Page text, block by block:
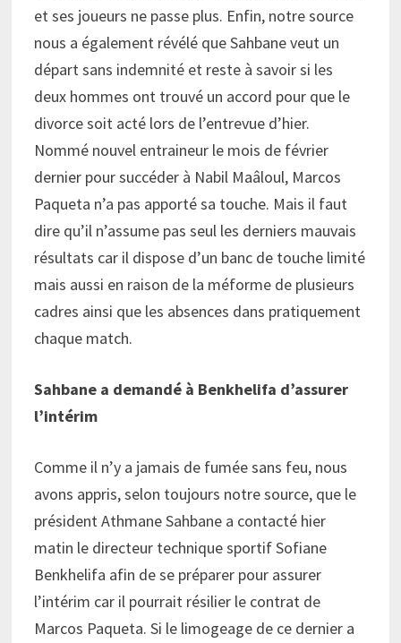
et ses joueurs ne passe plus. Enfin, notre source
nous a également révélé que Sahbane veut un
départ sans indemnité et reste à savoir si les
deux hommes ont trouvé un accord pour que le
divorce soit acté lors de l’entrevue d’hier.
Nommé nouvel entraineur le mois de février
dernier pour succéder à Nabil Maâloul, Marcos
Paqueta n’a pas apporté sa touche. Mais il faut
dire qu’il n’assume pas seul les derniers mauvais
résultats car il dispose d’un banc de touche limité
mais aussi en raison de la méforme de plusieurs
cadres ainsi que les absences dans pratiquement
chaque match.
Sahbane a demandé à Benkhelifa d’assurer
l’intérim
Comme il n’y a jamais de fumée sans feu, nous
avons appris, selon toujours notre source, que le
président Athmane Sahbane a contacté hier
matin le directeur technique sportif Sofiane
Benkhelifa afin de se préparer pour assurer
l’intérim car il pourrait résilier le contrat de
Marcos Paqueta. Si le limogeage de ce dernier a